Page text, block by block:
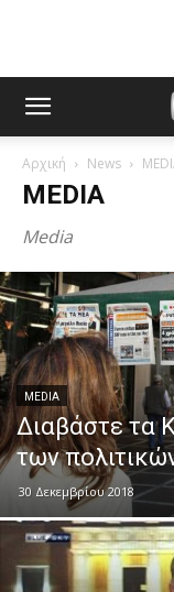
Αρχική News
MEDIA
Media
MEDIA
Διαβάστε τα
των
30 Δεκεμβρίου 2018